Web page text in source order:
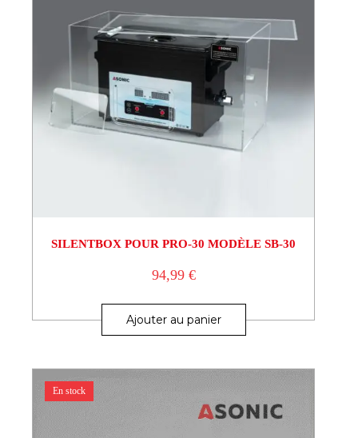
SILENTBOX POUR PRO-30 MODÈLE SB-30
94,99 €
Ajouter au panier
En stock